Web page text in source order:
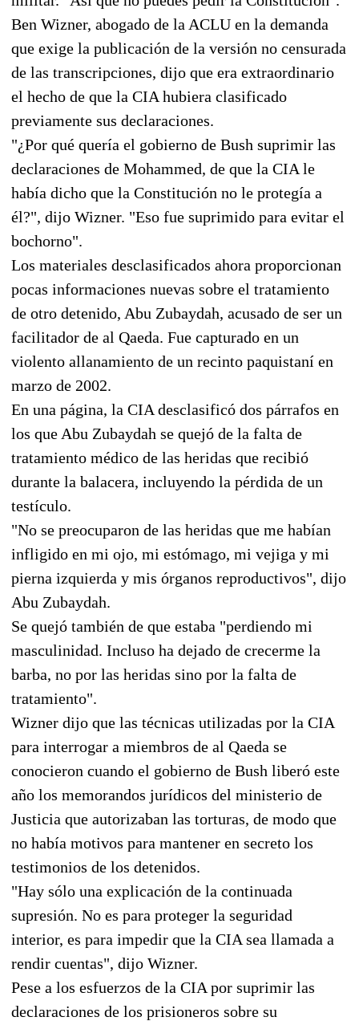
Ben Wizner, abogado de la ACLU en la demanda
que exige la publicación de la versión no censurada
de las transcripciones, dijo que era extraordinario
el hecho de que la CIA hubiera clasificado
previamente sus declaraciones.
"¿Por qué quería el gobierno de Bush suprimir las
declaraciones de Mohammed, de que la CIA le
había dicho que la Constitución no le protegía a
él?", dijo Wizner. "Eso fue suprimido para evitar el
bochorno".
Los materiales desclasificados ahora proporcionan
pocas informaciones nuevas sobre el tratamiento
de otro detenido, Abu Zubaydah, acusado de ser un
facilitador de al Qaeda. Fue capturado en un
violento allanamiento de un recinto paquistaní en
marzo de 2002.
En una página, la CIA desclasificó dos párrafos en
los que Abu Zubaydah se quejó de la falta de
tratamiento médico de las heridas que recibió
durante la balacera, incluyendo la pérdida de un
testículo.
"No se preocuparon de las heridas que me habían
infligido en mi ojo, mi estómago, mi vejiga y mi
pierna izquierda y mis órganos reproductivos", dijo
Abu Zubaydah.
Se quejó también de que estaba "perdiendo mi
masculinidad. Incluso ha dejado de crecerme la
barba, no por las heridas sino por la falta de
tratamiento".
Wizner dijo que las técnicas utilizadas por la CIA
para interrogar a miembros de al Qaeda se
conocieron cuando el gobierno de Bush liberó este
año los memorandos jurídicos del ministerio de
Justicia que autorizaban las torturas, de modo que
no había motivos para mantener en secreto los
testimonios de los detenidos.
"Hay sólo una explicación de la continuada
supresión. No es para proteger la seguridad
interior, es para impedir que la CIA sea llamada a
rendir cuentas", dijo Wizner.
Pese a los esfuerzos de la CIA por suprimir las
declaraciones de los prisioneros sobre su